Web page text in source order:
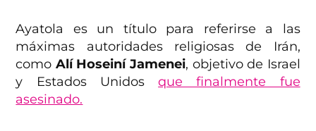
Ayatola es un título para referirse a las
máximas autoridades religiosas de Irán,
como Alí Hoseiní Jamenei, objetivo de Israel
y Estados Unidosque finalmente fue
asesinado.